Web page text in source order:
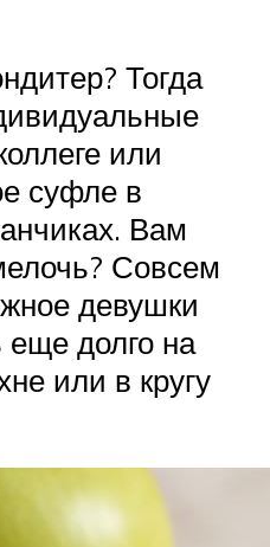
Тогда
или
суфле в
Вам
Совсем
девушки
еще долго на
или в кругу